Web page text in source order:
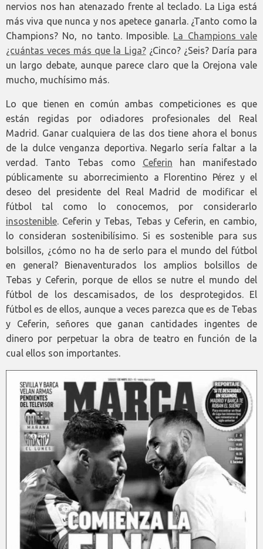
nervios nos han atenazado frente al teclado. La Liga está
más viva que nunca y nos apetece ganarla. ¿Tanto como la
Champions? No, no tanto. Imposible. La Champions vale
¿cuántas veces más que la Liga?¿Cinco? ¿Seis? Daría para
un largo debate, aunque parece claro que la Orejona vale
mucho, muchísimo más.
Lo que tienen en común ambas competiciones es que
están regidas por odiadores profesionales del Real
Madrid. Ganar cualquiera de las dos tiene ahora el bonus
de la dulce venganza deportiva. Negarlo sería faltar a la
verdad. Tanto Tebas como Ceferin han manifestado
públicamente su aborrecimiento a Florentino Pérez y el
deseo del presidente del Real Madrid de modificar el
fútbol tal como lo conocemos, por considerarlo
insostenible. Ceferin y Tebas, Tebas y Ceferin, en cambio,
lo consideran sostenibilísimo. Si es sostenible para sus
bolsillos, ¿cómo no ha de serlo para el mundo del fútbol
en general? Bienaventurados los amplios bolsillos de
Tebas y Ceferin, porque de ellos se nutre el mundo del
fútbol de los descamisados, de los desprotegidos. El
fútbol es de ellos, aunque a veces parezca que es de Tebas
y Ceferin, señores que ganan cantidades ingentes de
dinero por perpetuar la obra de teatro en función de la
cual ellos son importantes.